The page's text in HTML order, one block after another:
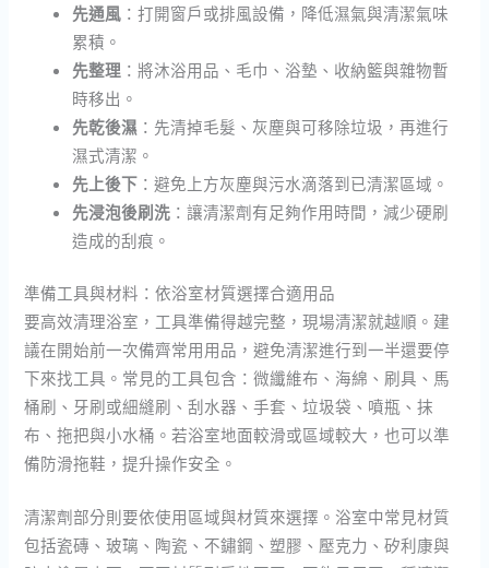
先通風 ：打開窗戶或排風設備，降低濕氣與清潔氣味
累積。
先整理 ：將沐浴用品、毛巾、浴墊、收納籃與雜物暫
時移出。
先乾後濕 ：先清掉毛髮、灰塵與可移除垃圾，再進行
濕式清潔。
先上後下 ：避免上方灰塵與污水滴落到已清潔區域。
先浸泡後刷洗 ：讓清潔劑有足夠作用時間，減少硬刷
造成的刮痕。
準備工具與材料：依浴室材質選擇合適用品
要高效清理浴室，工具準備得越完整，現場清潔就越順。建
議在開始前一次備齊常用用品，避免清潔進行到一半還要停
下來找工具。常見的工具包含：微纖維布、海綿、刷具、馬
桶刷、牙刷或細縫刷、刮水器、手套、垃圾袋、噴瓶、抹
布、拖把與小水桶。若浴室地面較滑或區域較大，也可以準
備防滑拖鞋，提升操作安全。
清潔劑部分則要依使用區域與材質來選擇。浴室中常見材質
包括瓷磚、玻璃、陶瓷、不鏽鋼、塑膠、壓克力、矽利康與